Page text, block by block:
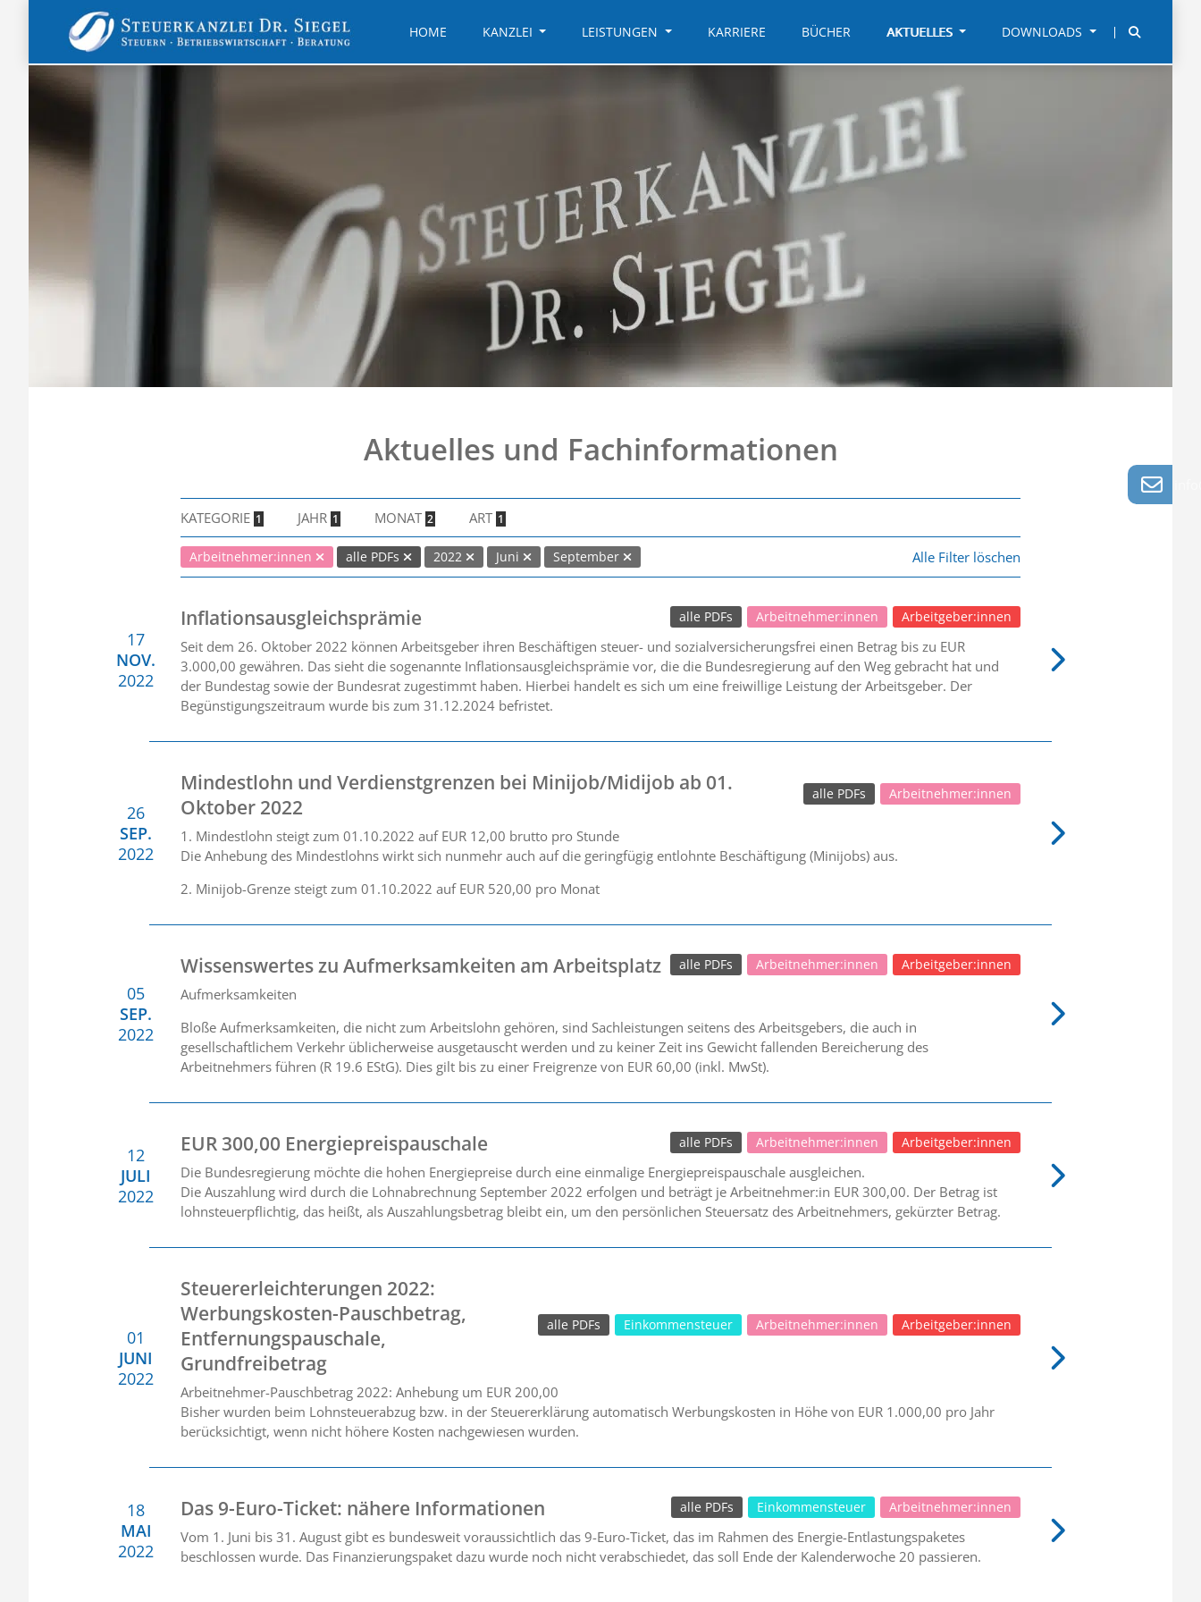
HOME KANZLEI LEISTUNGEN KARRIERE BÜCHER AKTUELLES DOWNLOADS
Aktuelles und Fachinformationen
KATEGORIE 1 JAHR 1 MONAT 2 ART 1
Arbeitnehmer:innen alle PDFs 2022 Juni September Alle Filter löschen
17
NOV.
2022
Inflationsausgleichsprämie Arbeitgeber:innen
Arbeitnehmer:innen
alle PDFs
Seit dem 26. Oktober 2022 können Arbeitsgeber ihren Beschäftigen steuer- und sozialversicherungsfrei einen Betrag bis zu EUR
3.000,00 gewähren. Das sieht die sogenannte Inflationsausgleichsprämie vor, die die Bundesregierung auf den Weg gebracht hat und
der Bundestag sowie der Bundesrat zugestimmt haben. Hierbei handelt es sich um eine freiwillige Leistung der Arbeitsgeber. Der
Begünstigungszeitraum wurde bis zum 31.12.2024 befristet.
26
SEP.
2022
Mindestlohn und Verdienstgrenzen bei Minijob/Midijob ab 01.
Oktober 2022
Arbeitnehmer:innen
alle PDFs
1. Mindestlohn steigt zum 01.10.2022 auf EUR 12,00 brutto pro Stunde
Die Anhebung des Mindestlohns wirkt sich nunmehr auch auf die geringfügig entlohnte Beschäftigung (Minijobs) aus.
2. Minijob-Grenze steigt zum 01.10.2022 auf EUR 520,00 pro Monat
05
SEP.
2022
Wissenswertes zu Aufmerksamkeiten am Arbeitsplatz Arbeitgeber:innen
Arbeitnehmer:innen
alle PDFs
Aufmerksamkeiten
Bloße Aufmerksamkeiten, die nicht zum Arbeitslohn gehören, sind Sachleistungen seitens des Arbeitsgebers, die auch in
gesellschaftlichem Verkehr üblicherweise ausgetauscht werden und zu keiner Zeit ins Gewicht fallenden Bereicherung des
Arbeitnehmers führen (R 19.6 EStG). Dies gilt bis zu einer Freigrenze von EUR 60,00 (inkl. MwSt).
12
JULI
2022
EUR 300,00 Energiepreispauschale Arbeitgeber:innen
Arbeitnehmer:innen
alle PDFs
Die Bundesregierung möchte die hohen Energiepreise durch eine einmalige Energiepreispauschale ausgleichen.
Die Auszahlung wird durch die Lohnabrechnung September 2022 erfolgen und beträgt je Arbeitnehmer:in EUR 300,00. Der Betrag ist
lohnsteuerpflichtig, das heißt, als Auszahlungsbetrag bleibt ein, um den persönlichen Steuersatz des Arbeitnehmers, gekürzter Betrag.
01
JUNI
2022
Steuererleichterungen 2022:
Werbungskosten-Pauschbetrag,
Entfernungspauschale,
Grundfreibetrag
Arbeitgeber:innen
Arbeitnehmer:innen
Einkommensteuer
alle PDFs
Arbeitnehmer-Pauschbetrag 2022: Anhebung um EUR 200,00
Bisher wurden beim Lohnsteuerabzug bzw. in der Steuererklärung automatisch Werbungskosten in Höhe von EUR 1.000,00 pro Jahr
berücksichtigt, wenn nicht höhere Kosten nachgewiesen wurden.
18
MAI
2022
Das 9-Euro-Ticket: nähere Informationen Arbeitnehmer:innen
Einkommensteuer
alle PDFs
Vom 1. Juni bis 31. August gibt es bundesweit voraussichtlich das 9-Euro-Ticket, das im Rahmen des Energie-Entlastungspaketes
beschlossen wurde. Das Finanzierungspaket dazu wurde noch nicht verabschiedet, das soll Ende der Kalenderwoche 20 passieren.